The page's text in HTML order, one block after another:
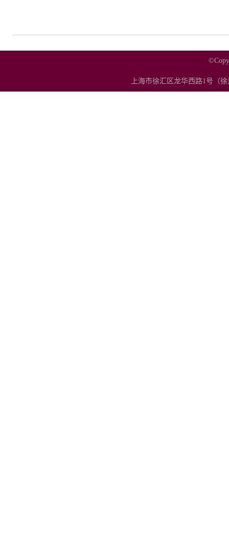
上海市徐汇区龙华西路1号（